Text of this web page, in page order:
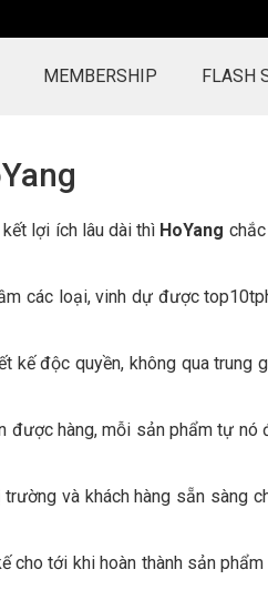
MEMBERSHIP FLASH
lợi ích lâu dài thì HoYang
các loại, vinh dự được
kế độc quyền, không qua trung
được hàng, mỗi sản phẩm tự nó
và khách hàng sẵn sàng
cho tới khi hoàn thành sản
sự chu đáo, tận tâm
cần bán bằng được
người khác. Ấn tượng
đóng gói, bao bì,